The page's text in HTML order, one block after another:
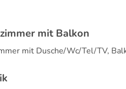
mit Balkon
mit Dusche/Wc/Tel/TV,